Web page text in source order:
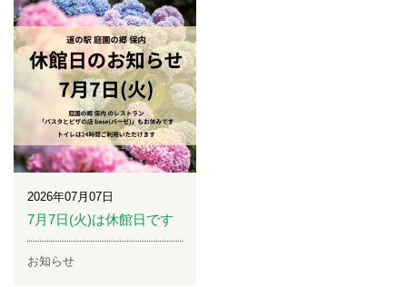
2026年07月07日
7月7日(火)は休館日です
お知らせ